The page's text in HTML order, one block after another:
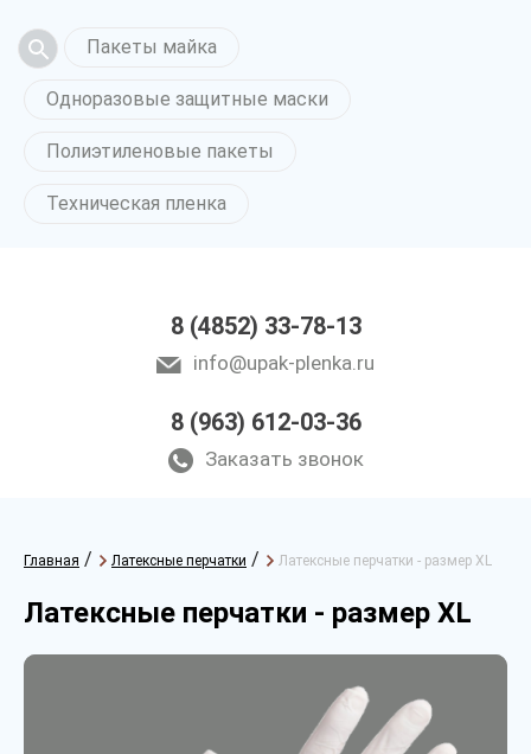
Пакеты майка
Одноразовые защитные маски
Полиэтиленовые пакеты
Техническая пленка
8 (4852) 33-78-13
info@upak-plenka.ru
8 (963) 612-03-36
Заказать звонок
Главная / Латексные перчатки / Латексные перчатки - размер XL
Латексные перчатки - размер XL